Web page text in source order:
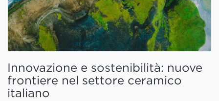
Innovazione e sostenibilità: nuove
frontiere nel settore ceramico
italiano